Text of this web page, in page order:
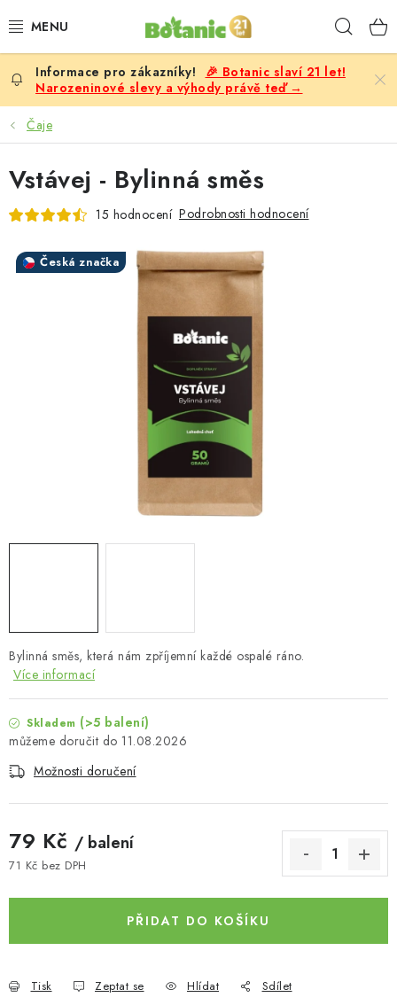
na
PREMIUM
DOPLŇKY STRAVY
CÍLE
POTRAVINY, NÁPOJE
SLEVY, AKCE
Doprava a platba Recenze
Věrnostní program
🎉 Botanic slaví 21 let!
Narozeninové slevy a výhody právě teď →
Čaje
Bylinná směs, která nám zpříjemní každé ospalé ráno.
Více informací
Skladem (>5 balení)
11.08.2026
Možnosti doručení
79 Kč / balení
71 Kč bez DPH
PŘIDAT DO KOŠÍKU
Tisk Zeptat se Hlídat Sdílet
Vstávej - Bylinná směs
15 hodnocení Podrobnosti hodnocení
Česká značka